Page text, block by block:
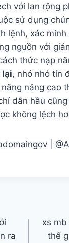
với lan rộng
sử dụng
lệnh, xác
nguồn với
thức nạp
lại, nhỏ nhỏ tín
nâng cao
dẫn hầu
không lệch
|
ra
xs mb
thế